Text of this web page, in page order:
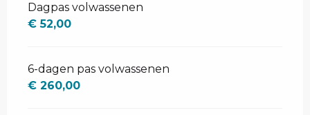
Dagpas volwassenen
€ 52,00
6-dagen pas volwassenen
€ 260,00